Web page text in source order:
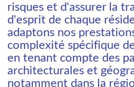
risques et d'assurer la
d'esprit de chaque
adaptons nos
complexité spécifique
en tenant compte des
architecturales et
notamment dans la